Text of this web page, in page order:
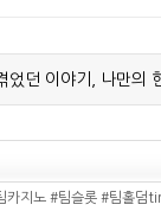
었던 이야기, 나만의
카지노 #팀슬롯 #팀홀